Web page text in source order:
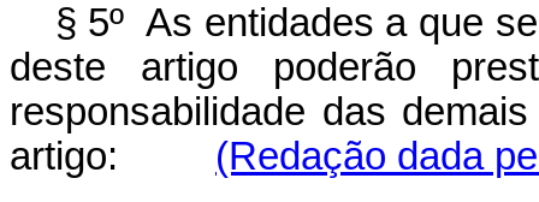
§ 5º As entidades a que
deste artigo poderão
responsabilidade das
artigo:
(Redação dada